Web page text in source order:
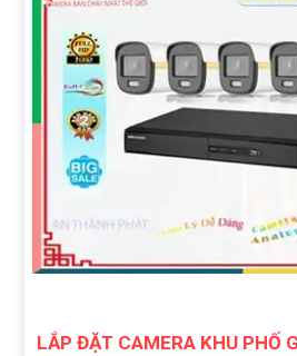
LẮP ĐẶT CAMERA KHU PHỐ